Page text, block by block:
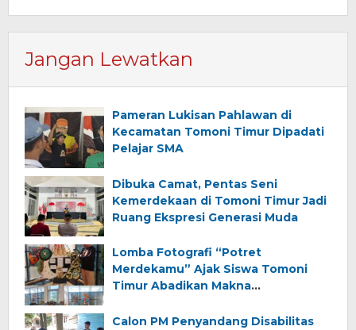
Jangan Lewatkan
Pameran Lukisan Pahlawan di
Kecamatan Tomoni Timur Dipadati
Pelajar SMA
Dibuka Camat, Pentas Seni
Kemerdekaan di Tomoni Timur Jadi
Ruang Ekspresi Generasi Muda
Lomba Fotografi “Potret
Merdekamu” Ajak Siswa Tomoni
Timur Abadikan Makna
Calon PM Penyandang Disabilitas